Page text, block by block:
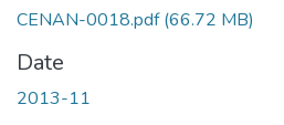
CENAN-0018.pdf(66.72 MB)
Date
2013-11